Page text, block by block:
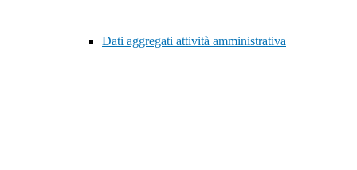
Dati aggregati attività amministrativa